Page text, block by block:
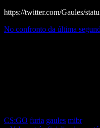
https://twitter.com/Gaules/
No confronto da última
CS:GO furia gaules mibr